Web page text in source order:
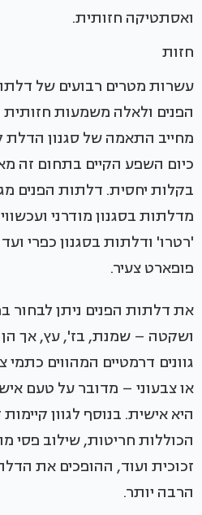
ואסתטיקה חזותית.
חזות
עשרות מטרים רבועים של
הפנים ולאלה משמעות
מחייב התאמה של סגנון הדלת
כיום השפע הקיים בתחום זה
בקלות יחסית. דלתות הפנים
מדלתות בסגנון מודרני
'רטרו' ודלתות בסגנון כפרי
פופארט צעיר.
את דלתות הפנים ניתן לבחור
ושקטה – שמנת, בז', עץ, אך הן
גוונים דרמטיים המהווים
או צבעוני – מדובר על טעם
היא אישית. בנוסף לגוון
הכוללות חריטות, שילוב פסי
זכוכית ועוד, ההופכים את
הרבה יותר.